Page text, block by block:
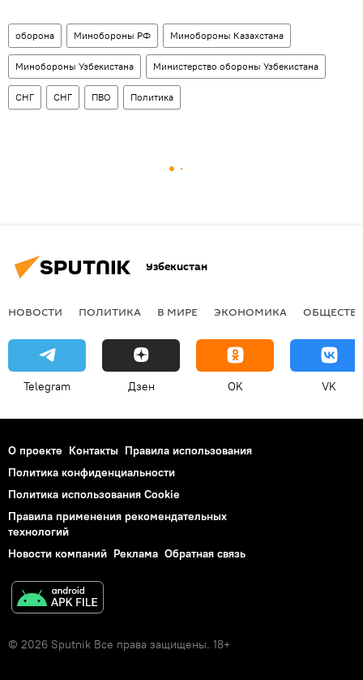
оборона Минобороны РФ Минобороны Казахстана
Минобороны Узбекистана Министерство обороны Узбекистана
СНГ СНГ ПВО Политика
Узбекистан
НОВОСТИ ПОЛИТИКА В МИРЕ ЭКОНОМИКА
Telegram Дзен OK VK
О проекте Контакты Правила использования
Политика конфиденциальности
Политика использования Cookie
Правила применения рекомендательных
технологий
Новости компаний Реклама Обратная связь
© 2026 Sputnik Все права защищены. 18+